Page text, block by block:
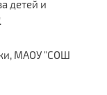
детей и
МАОУ "СОШ